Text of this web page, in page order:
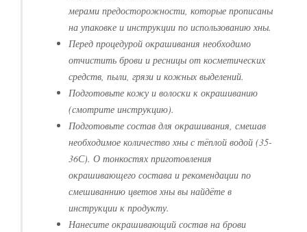
мерами предосторожности, которые прописаны
на упаковке и инструкции по использованию хны.
Перед процедурой окрашивания необходимо
отчистить брови и ресницы от косметических
средств, пыли, грязи и кожных выделений.
Подготовьте кожу и волоски к окрашиванию
(смотрите инструкцию).
Подготовьте состав для окрашивания, смешав
необходимое количество хны с тёплой водой (35-
36С). О тонкостях приготовления
окрашивающего состава и рекомендации по
смешиваннию цветов хны вы найдёте в
инструкции к продукту.
Нанесите окрашивающий состав на брови